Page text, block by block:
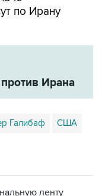
Ирана
Галибаф США
новостей сайта